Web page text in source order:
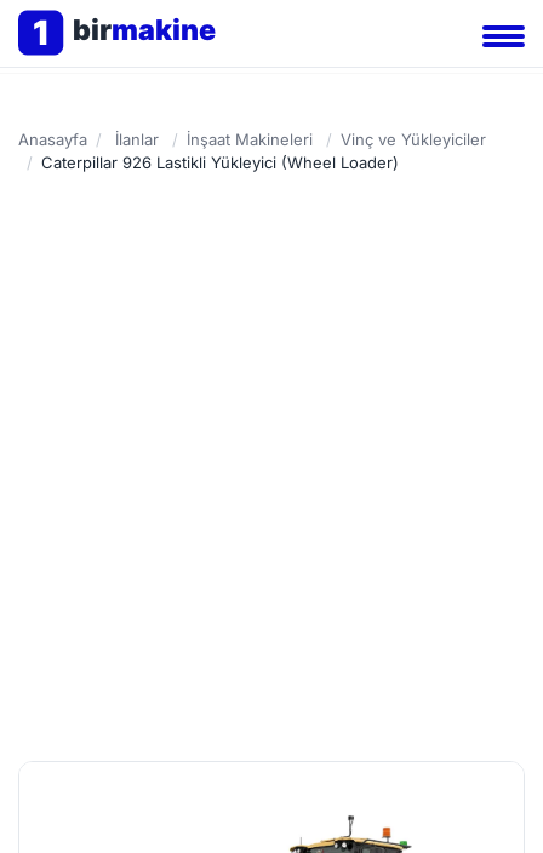
1 birmakine
Anasayfa / İlanlar / İnşaat Makineleri / Vinç ve Yükleyiciler
/ Caterpillar 926 Lastikli Yükleyici (Wheel Loader)